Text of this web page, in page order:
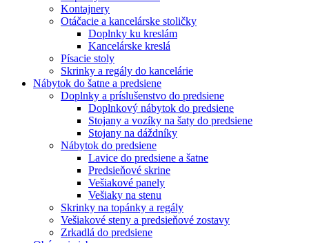
Kontajnery
Otáčacie a kancelárske stoličky
Doplnky ku kreslám
Kancelárske kreslá
Písacie stoly
Skrinky a regály do kancelárie
Nábytok do šatne a predsiene
Doplnky a príslušenstvo do predsiene
Doplnkový nábytok do predsiene
Stojany a vozíky na šaty do predsiene
Stojany na dáždníky
Nábytok do predsiene
Lavice do predsiene a šatne
Predsieňové skrine
Vešiakové panely
Vešiaky na stenu
Skrinky na topánky a regály
Vešiakové steny a predsieňové zostavy
Zrkadlá do predsiene